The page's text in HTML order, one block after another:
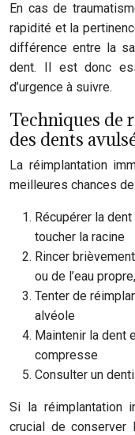
En cas de
rapidité et la
différence entre la
dent. Il est donc
d’urgence à suivre.
Techniques de
des dents
La réimplantation
meilleures chances
Récupérer la
toucher la racine
Rincer
ou de l’eau
Tenter de
alvéole
Maintenir la dent
compresse
Consulter un
Si la réimplantation
crucial de conserver